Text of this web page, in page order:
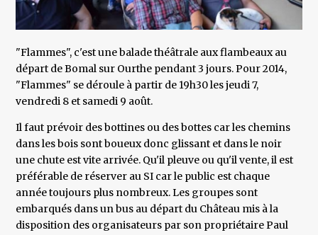
"Flammes", c'est une balade théâtrale aux flambeaux au
départ de Bomal sur Ourthe pendant 3 jours. Pour 2014,
"Flammes" se déroule à partir de 19h30 les jeudi 7,
vendredi 8 et samedi 9 août.
Il faut prévoir des bottines ou des bottes car les chemins
dans les bois sont boueux donc glissant et dans le noir
une chute est vite arrivée. Qu'il pleuve ou qu'il vente, il est
préférable de réserver au SI car le public est chaque
année toujours plus nombreux. Les groupes sont
embarqués dans un bus au départ du Château mis à la
disposition des organisateurs par son propriétaire Paul